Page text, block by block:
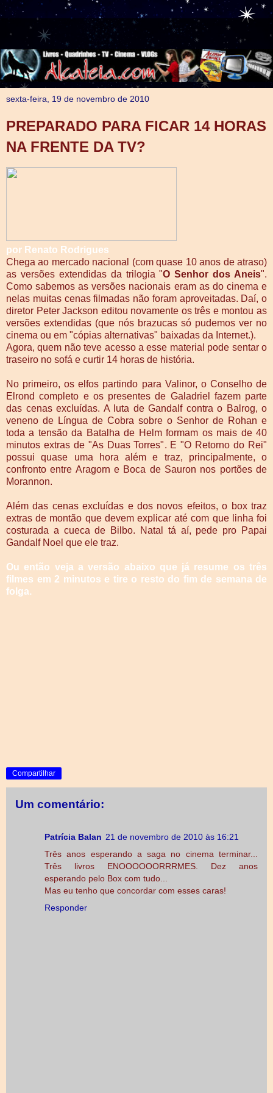
sexta-feira, 19 de novembro de 2010
PREPARADO PARA FICAR 14 HORAS
NA FRENTE DA TV?
por Renato Rodrigues
Chega ao mercado nacional (com quase 10 anos de atraso)
as versões extendidas da trilogia "O Senhor dos Aneis".
Como sabemos as versões nacionais eram as do cinema e
nelas muitas cenas filmadas não foram aproveitadas. Daí, o
diretor Peter Jackson editou novamente os três e montou as
versões extendidas (que nós brazucas só pudemos ver no
cinema ou em "cópias alternativas" baixadas da Internet.).
Agora, quem não teve acesso a esse material pode sentar o
traseiro no sofá e curtir 14 horas de história.
No primeiro, os elfos partindo para Valinor, o Conselho de
Elrond completo e os presentes de Galadriel fazem parte
das cenas excluídas. A luta de Gandalf contra o Balrog, o
veneno de Língua de Cobra sobre o Senhor de Rohan e
toda a tensão da Batalha de Helm formam os mais de 40
minutos extras de "As Duas Torres". E "O Retorno do Rei"
possui quase uma hora além e traz, principalmente, o
confronto entre Aragorn e Boca de Sauron nos portões de
Morannon.
Além das cenas excluídas e dos novos efeitos, o box traz
extras de montão que devem explicar até com que linha foi
costurada a cueca de Bilbo. Natal tá aí, pede pro Papai
Gandalf Noel que ele traz.
Ou então veja a versão abaixo que já resume os três
filmes em 2 minutos e tire o resto do fim de semana de
folga.
Compartilhar
Um comentário:
Patrícia Balan 21 de novembro de 2010 às 16:21
Três anos esperando a saga no cinema terminar...
Três livros ENOOOOOORRRMES. Dez anos
esperando pelo Box com tudo...
Mas eu tenho que concordar com esses caras!
Responder